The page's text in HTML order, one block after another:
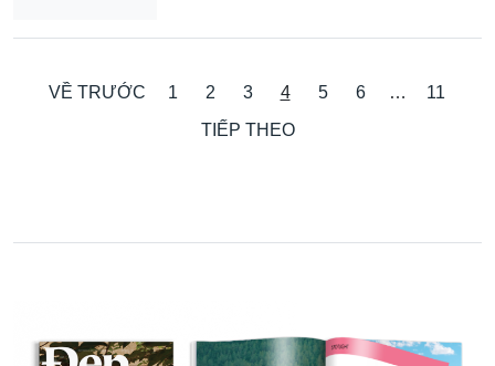
VỀ TRƯỚC 1 2 3 4 5 6 …
11
TIẾP THEO